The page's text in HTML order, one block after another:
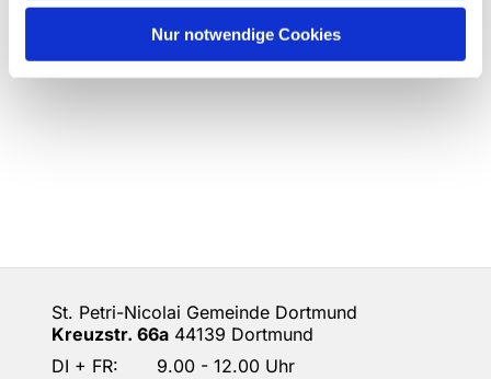
Nur notwendige Cookies
St. Petri-Nicolai Gemeinde Dortmund
Kreuzstr. 66a 44139 Dortmund
DI + FR: 9.00 - 12.00 Uhr